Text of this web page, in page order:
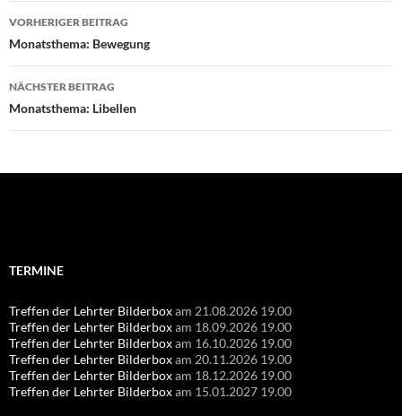
Beitragsnavigation
VORHERIGER BEITRAG
Monatsthema: Bewegung
NÄCHSTER BEITRAG
Monatsthema: Libellen
TERMINE
Treffen der Lehrter Bilderboxam 21.08.2026 19.00
Treffen der Lehrter Bilderboxam 18.09.2026 19.00
Treffen der Lehrter Bilderboxam 16.10.2026 19.00
Treffen der Lehrter Bilderboxam 20.11.2026 19.00
Treffen der Lehrter Bilderboxam 18.12.2026 19.00
Treffen der Lehrter Bilderboxam 15.01.2027 19.00